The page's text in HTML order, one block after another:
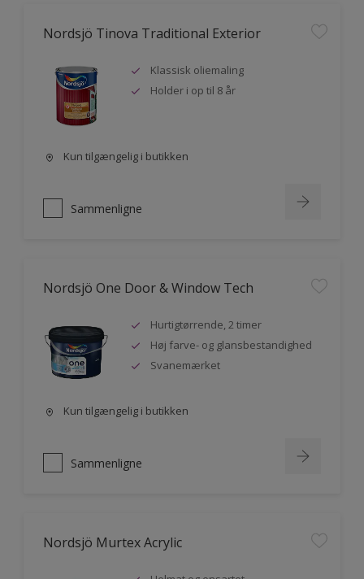
Nordsjö Tinova Traditional Exterior
Klassisk oliemaling
Holder i op til 8 år
Kun tilgængelig i butikken
Sammenligne
Nordsjö One Door & Window Tech
Hurtigtørrende, 2 timer
Høj farve- og glansbestandighed
Svanemærket
Kun tilgængelig i butikken
Sammenligne
Nordsjö Murtex Acrylic